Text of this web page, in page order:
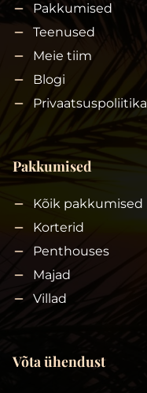
Pakkumised
Teenused
Meie tiim
Blogi
Privaatsuspoliitika
Pakkumised
Kõik pakkumised
Korterid
Penthouses
Majad
Villad
Võta ühendust